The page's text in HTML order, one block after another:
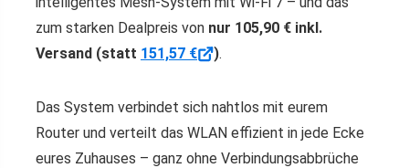
zum starken Dealpreis von nur 105,90 € inkl.
Versand (statt 151,57 € ).
Das System verbindet sich nahtlos mit eurem
Router und verteilt das WLAN effizient in jede Ecke
eures Zuhauses – ganz ohne Verbindungsabbrüche